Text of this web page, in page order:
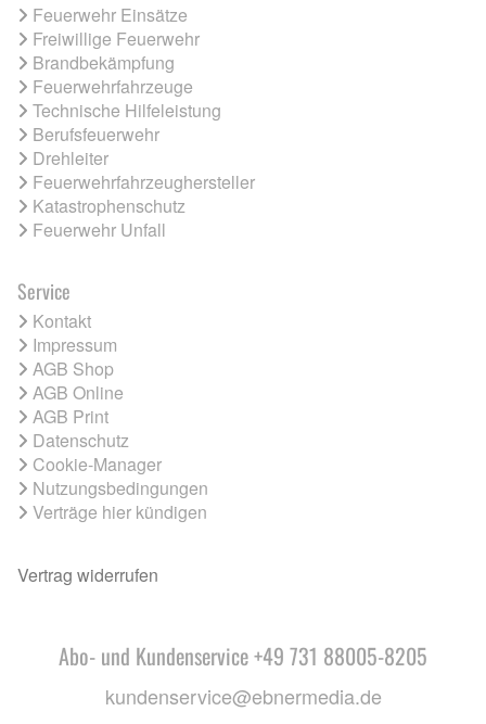
Feuerwehr Einsätze
Freiwillige Feuerwehr
Brandbekämpfung
Feuerwehrfahrzeuge
Technische Hilfeleistung
Berufsfeuerwehr
Drehleiter
Feuerwehrfahrzeughersteller
Katastrophenschutz
Feuerwehr Unfall
Service
Kontakt
Impressum
AGB Shop
AGB Online
AGB Print
Datenschutz
Cookie-Manager
Nutzungsbedingungen
Verträge hier kündigen
Vertrag widerrufen
Abo- und Kundenservice +49 731 88005-8205
kundenservice@ebnermedia.de